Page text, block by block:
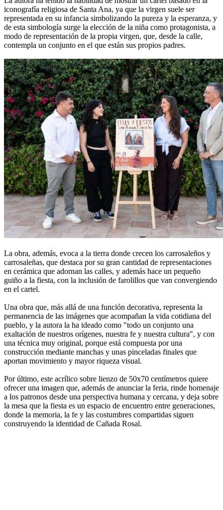
iconografía religiosa de Santa Ana, ya que la virgen suele ser
representada en su infancia simbolizando la pureza y la esperanza, y
de esta simbología surge la elección de la niña como protagonista, a
modo de representación de la propia virgen, que, desde la calle,
contempla un conjunto en el que están sus propios padres.
La obra, además, evoca a la tierra donde crecen los carrosaleños y
carrosaleñas, que destaca por su gran cantidad de representaciones
en cerámica que adornan las calles, y además hace un pequeño
guiño a la fiesta, con la inclusión de farolillos que van convergiendo
en el cartel.
Una obra que, más allá de una función decorativa, representa la
permanencia de las imágenes que acompañan la vida cotidiana del
pueblo, y la autora la ha ideado como "todo un conjunto una
exaltación de nuestros orígenes, nuestra fe y nuestra cultura", y con
una técnica muy original, porque está compuesta por una
construcción mediante manchas y unas pinceladas finales que
aportan movimiento y mayor riqueza visual.
Por último, este acrílico sobre lienzo de 50x70 centímetros quiere
ofrecer una imagen que, además de anunciar la feria, rinde homenaje
a los patronos desde una perspectiva humana y cercana, y deja sobre
la mesa que la fiesta es un espacio de encuentro entre generaciones,
donde la memoria, la fe y las costumbres compartidas siguen
construyendo la identidad de Cañada Rosal.